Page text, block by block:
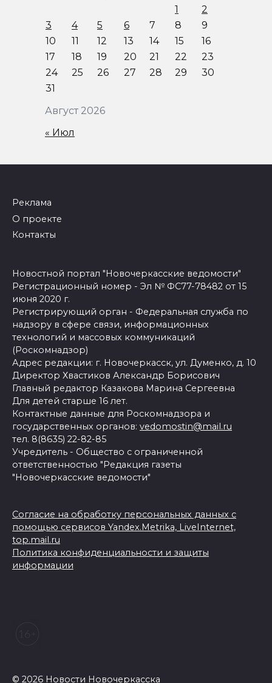
Август 2026
1
2
3
4 5 6 7 8
9
10
11 12 13 14 15
16
17
18 19 20 21 22
23
24
25 26 27 28 29
30
31
« Июл
Реклама
О проекте
Контакты
Новостной портал "Новочеркасские ведомости"
Регистрационный номер - Эл № ФС77-78482 от 15
июня 2020 г.
Регистрирующий орган - Федеральная служба по
надзору в сфере связи, информационных
технологий и массовых коммуникаций
(Роскомнадзор)
Адрес редакции: г. Новочеркасск, ул. Думенко, д. 10
Директор Хвастиков Александр Борисович
Главный редактор Казакова Марина Сергеевна
Для детей старше 16 лет.
Контактные данные для Роскомнадзора и
государственных органов: vedomostin@mail.ru
тел. 8(8635) 22-82-85
Учредитель - Общество с ограниченной
ответственностью "Редакция газеты
"Новочеркасские ведомости"
Согласие на обработку персональных данных с
помощью сервисов Yandex.Metrika, LiveInternet,
top.mail.ru
Политика конфиденциальности и защиты
информации
© 2026 Новости Новочеркасска